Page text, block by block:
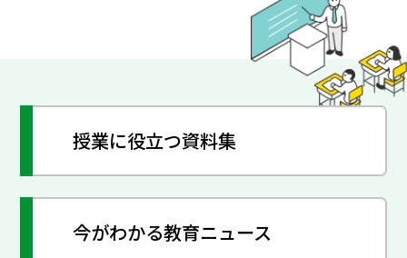
授業に役立つ資料集
今がわかる教育ニュース